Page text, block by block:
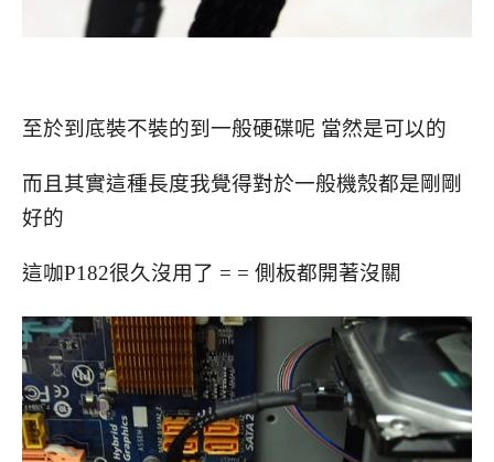
至於到底裝不裝的到一般硬碟呢 當然是可以的
而且其實這種長度我覺得對於一般機殼都是剛剛
好的
這咖P182很久沒用了 = = 側板都開著沒關